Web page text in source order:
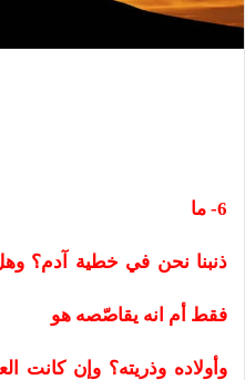
6- ما
ذنبنا نحن في خطية آدم؟
فقط أم انه يقاصّصه هو
وأولاده وذريته؟ وإن كانت